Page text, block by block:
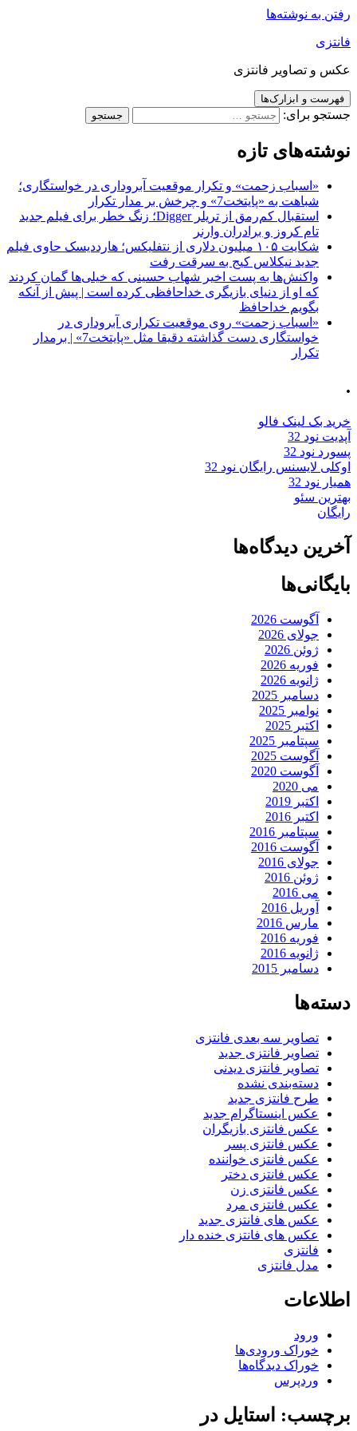
رفتن به نوشته‌ها
فانتزی
عکس و تصاویر فانتزی
فهرست و ابزارک‌ها
جستجو برای:
نوشته‌های تازه
«اسباب زحمت» و تکرار موقعیت آبروداری در خواستگاری؛
شباهت به «پایتخت7» و چرخش بر مدار تکرار
استقبال کم‌رمق از تریلر Digger؛ زنگ خطر برای فیلم جدید
تام کروز و برادران وارنر
شکایت ۱۰۵ میلیون دلاری از نتفلیکس؛ هارددیسک حاوی فیلم
جدید نیکلاس کیج به سرقت رفت
واکنش‌ها به پست اخیر شهاب حسینی که خیلی‌ها گمان کردند
که او از دنیای بازیگری خداحافظی کرده است | پیش از آنکه
بگویم خداحافظ
«اسباب زحمت» روی موقعیت تکراری آبروداری در
خواستگاری دست گذاشته دقیقا مثل «پایتخت7» | برمدار
تکرار
.
خرید بک لینک فالو
آپدیت نود 32
پسورد نود 32
اوکلی لایسنس رایگان نود 32
همیار نود 32
بهترین سئو
رایگان
آخرین دیدگاه‌ها
بایگانی‌ها
آگوست 2026
جولای 2026
ژوئن 2026
فوریه 2026
ژانویه 2026
دسامبر 2025
نوامبر 2025
اکتبر 2025
سپتامبر 2025
آگوست 2025
آگوست 2020
می 2020
اکتبر 2019
اکتبر 2016
سپتامبر 2016
آگوست 2016
جولای 2016
ژوئن 2016
می 2016
آوریل 2016
مارس 2016
فوریه 2016
ژانویه 2016
دسامبر 2015
دسته‌ها
تصاویر سه بعدی فانتزی
تصاویر فانتزی جدید
تصاویر فانتزی دیدنی
دسته‌بندی نشده
طرح فانتزی جدید
عکس اینستاگرام جدید
عکس فانتزی بازیگران
عکس فانتزی پسر
عکس فانتزی خواننده
عکس فانتزی دختر
عکس فانتزی زن
عکس فانتزی مرد
عکس های فانتزی جدید
عکس های فانتزی خنده دار
فانتزی
مدل فانتزی
اطلاعات
ورود
خوراک ورودی‌ها
خوراک دیدگاه‌ها
وردپرس
برچسب: استایل در